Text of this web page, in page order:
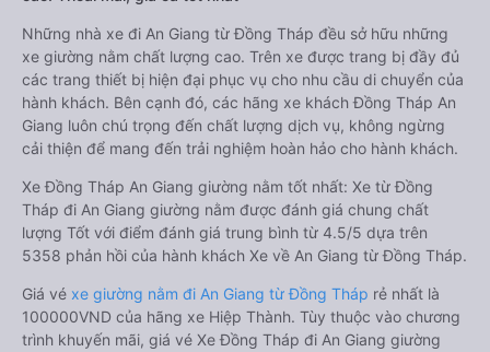
Những nhà xe đi An Giang từ Đồng Tháp đều sở hữu những
xe giường nằm chất lượng cao. Trên xe được trang bị đầy đủ
các trang thiết bị hiện đại phục vụ cho nhu cầu di chuyển của
hành khách. Bên cạnh đó, các hãng xe khách Đồng Tháp An
Giang luôn chú trọng đến chất lượng dịch vụ, không ngừng
cải thiện để mang đến trải nghiệm hoàn hảo cho hành khách.
Xe Đồng Tháp An Giang giường nằm tốt nhất: Xe từ Đồng
Tháp đi An Giang giường nằm được đánh giá chung chất
lượng Tốt với điểm đánh giá trung bình từ 4.5/5 dựa trên
5358 phản hồi của hành khách Xe về An Giang từ Đồng Tháp.
Giá vé xe giường nằm đi An Giang từ Đồng Tháp rẻ nhất là
100000VND của hãng xe Hiệp Thành. Tùy thuộc vào chương
trình khuyến mãi, giá vé Xe Đồng Tháp đi An Giang giường